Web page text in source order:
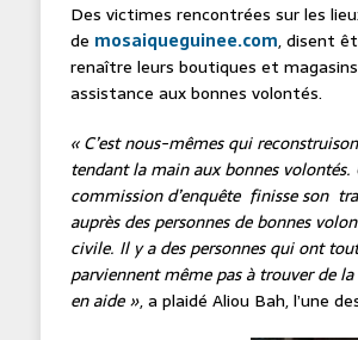
Des victimes rencontrées sur les
de mosaiqueguinee.com, disent
renaître leurs boutiques et
assistance aux bonnes volontés.
« C’est nous-mêmes qui
tendant la main aux bonnes
commission d’enquête finisse son
auprès des personnes de bonnes
civile. Il y a des personnes qui ont
parviennent même pas à trouver de
en aide », a plaidé Aliou Bah, l’une